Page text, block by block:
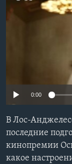
Learning English
Языки
No
0:00
В Лос-
последние
кинопремии
какое